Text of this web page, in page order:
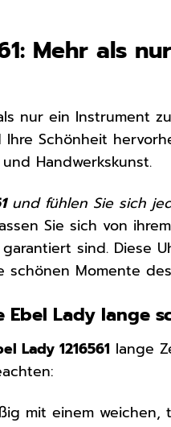
Mehr als
nur ein Instrument
Schönheit
Handwerkskunst.
und fühlen Sie sich
Sie sich von
sind. Diese
Momente
Ebel Lady lange
Lady 1216561 lange
mit einem weichen,